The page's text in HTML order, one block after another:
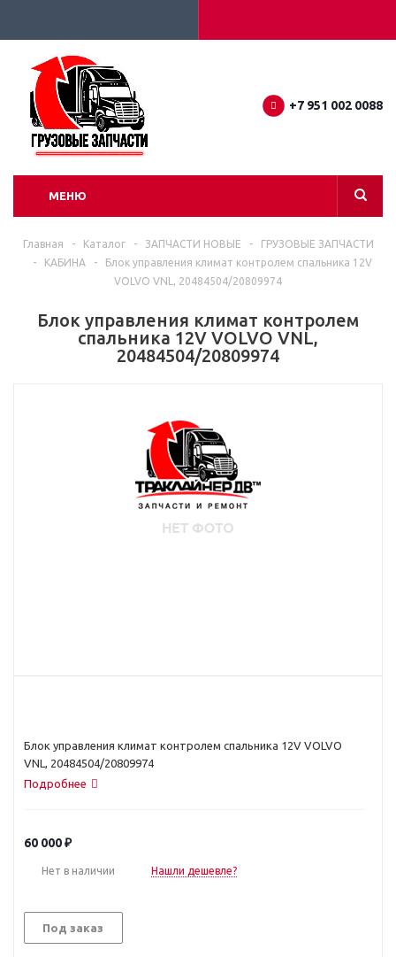
+7 951 002 0088
МЕНЮ
Главная - Каталог - ЗАПЧАСТИ НОВЫЕ -
ГРУЗОВЫЕ ЗАПЧАСТИ
-
КАБИНА -
Блок управления климат контролем спальника 12V
VOLVO VNL, 20484504/20809974
Блок управления климат контролем
спальника 12V VOLVO VNL,
20484504/20809974
Блок управления климат контролем спальника 12V VOLVO
VNL, 20484504/20809974
Подробнее
60 000₽
Нет в наличии Нашли дешевле?
Под заказ